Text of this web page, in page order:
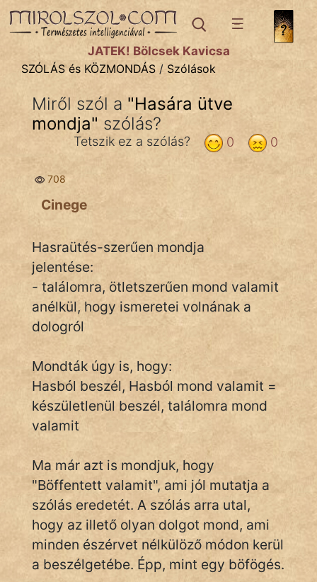
SZÓLÁS ÉS KÖZMONDÁStémák:
Bibliai
Közmondások
Szállóigék
Szóláscsoportok
Szólások
Tréfás
IRODALOM
SZÓLÁS
KÖZMONDÁS
PSZICHO
ZENE
FILM
ÉLETMÓD
JÁTÉK! Bölcsek Kavicsa
SZÓLÁS és KÖZMONDÁS / Szólások
Miről szól a "Hasára ütve
mondja" szólás?
0
0
Tetszik ez a szólás?
708
Cinege
Hasraütés-szerűen mondja
jelentése:
- találomra, ötletszerűen mond valamit
anélkül, hogy ismeretei volnának a
dologról
Mondták úgy is, hogy:
Hasból beszél, Hasból mond valamit =
készületlenül beszél, találomra mond
valamit
Ma már azt is mondjuk, hogy
"Böffentett valamit", ami jól mutatja a
szólás eredetét. A szólás arra utal,
hogy az illető olyan dolgot mond, ami
minden észérvet nélkülöző módon kerül
a beszélgetébe. Épp, mint egy böfögés.